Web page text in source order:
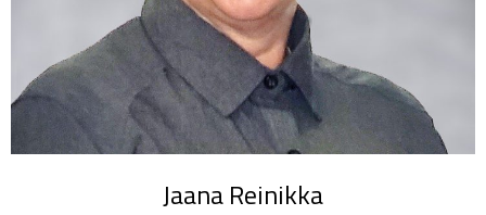
Jaana Reinikka